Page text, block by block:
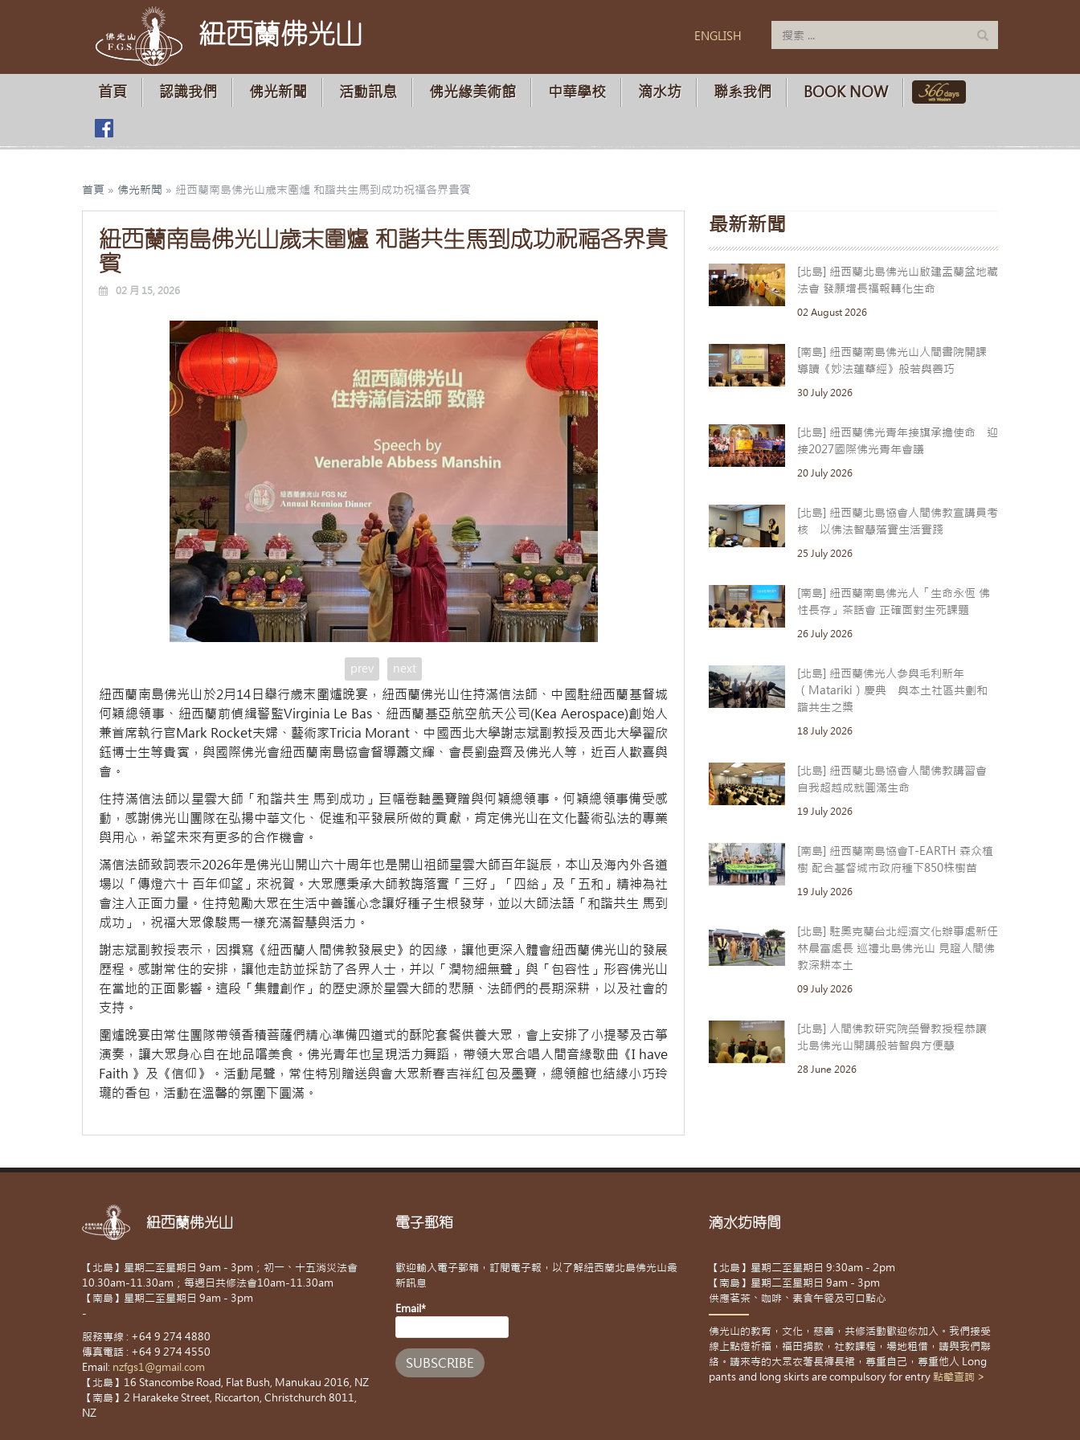
紐西蘭佛光山 ENGLISH
首頁 認識我們 佛光新聞 活動訊息 佛光緣美術館 中華學校 滴水坊 聯系我們 BOOK NOW
首頁 » 佛光新聞 » 紐西蘭南島佛光山歲末圍爐 和諧共生馬到成功祝福各界貴賓
紐西蘭南島佛光山歲末圍爐 和諧共生馬到成功祝福各界貴
賓
02 月 15, 2026
prev next
紐西蘭南島佛光山於2月14日舉行歲末圍爐晚宴，紐西蘭佛光山住持滿信法師、中國駐紐西蘭基督城
何穎總領事、紐西蘭前偵緝警監Virginia Le Bas、紐西蘭基亞航空航天公司(Kea Aerospace)創始人
兼首席執行官Mark Rocket夫婦、藝術家Tricia Morant、中國西北大學謝志斌副教授及西北大學翟欣
鈺博士生等貴賓，與國際佛光會紐西蘭南島協會督導蕭文輝、會長劉盎齊及佛光人等，近百人歡喜與
會。
住持滿信法師以星雲大師「和諧共生 馬到成功」巨幅卷軸墨寶贈與何穎總領事。何穎總領事備受感
動，感謝佛光山團隊在弘揚中華文化、促進和平發展所做的貢獻，肯定佛光山在文化藝術弘法的專業
與用心，希望未來有更多的合作機會。
滿信法師致詞表示2026年是佛光山開山六十周年也是開山祖師星雲大師百年誕辰，本山及海內外各道
場以「傳燈六十 百年仰望」來祝賀。大眾應秉承大師教誨落實「三好」「四給」及「五和」精神為社
會注入正面力量。住持勉勵大眾在生活中善護心念讓好種子生根發芽，並以大師法語「和諧共生 馬到
成功」，祝福大眾像駿馬一樣充滿智慧與活力。
謝志斌副教授表示，因撰寫《紐西蘭人間佛教發展史》的因緣，讓他更深入體會紐西蘭佛光山的發展
歷程。感謝常住的安排，讓他走訪並採訪了各界人士，并以「潤物細無聲」與「包容性」形容佛光山
在當地的正面影響。這段「集體創作」的歷史源於星雲大師的悲願、法師們的長期深耕，以及社會的
支持。
圍爐晚宴由常住團隊帶領香積菩薩們精心準備四道式的酥陀套餐供養大眾，會上安排了小提琴及古箏
演奏，讓大眾身心自在地品嚐美食。佛光青年也呈現活力舞蹈，帶領大眾合唱人間音緣歌曲《I have
Faith 》及《信仰》。活動尾聲，常住特別贈送與會大眾新春吉祥紅包及墨寶，總領館也結緣小巧玲
瓏的香包，活動在溫馨的氛圍下圓滿。
最新新聞
[北島] 紐西蘭北島佛光山啟建盂蘭盆地藏
法會 發願增長福報轉化生命
02 August 2026
[南島] 紐西蘭南島佛光山人間書院開課
導讀《妙法蓮華經》般若與善巧
30 July 2026
[北島] 紐西蘭佛光青年接旗承擔使命 迎
接2027國際佛光青年會議
20 July 2026
[北島] 紐西蘭北島協會人間佛教宣講員考
核 以佛法智慧落實生活實踐
25 July 2026
[南島] 紐西蘭南島佛光人「生命永恆 佛
性長存」茶話會 正確面對生死課題
26 July 2026
[北島] 紐西蘭佛光人參與毛利新年
（Matariki）慶典 與本土社區共劃和
諧共生之槳
18 July 2026
[北島] 紐西蘭北島協會人間佛教講習會
自我超越成就圓滿生命
19 July 2026
[南島] 紐西蘭南島協會T-EARTH 森众植
樹 配合基督城市政府種下850株樹苗
19 July 2026
[北島] 駐奧克蘭台北經濟文化辦事處新任
林晨富處長 巡禮北島佛光山 見證人間佛
教深耕本土
09 July 2026
[北島] 人間佛教研究院榮譽教授程恭讓
北島佛光山開講般若智與方便慧
28 June 2026
紐西蘭佛光山
【北島】星期二至星期日 9am - 3pm；初一、十五消災法會
10.30am-11.30am；每週日共修法會10am-11.30am
【南島】星期二至星期日 9am - 3pm
-
服務專線 : +64 9 274 4880
傳真電話 : +64 9 274 4550
Email: nzfgs1@gmail.com
【北島】16 Stancombe Road, Flat Bush, Manukau 2016, NZ
【南島】2 Harakeke Street, Riccarton, Christchurch 8011,
NZ
電子郵箱
歡迎輸入電子郵箱，訂閱電子報，以了解紐西蘭北島佛光山最
新訊息
Email*
滴水坊時間
【北島】星期二至星期日 9:30am - 2pm
【南島】星期二至星期日 9am - 3pm
供應茗茶、咖啡、素食午餐及可口點心
佛光山的教育，文化，慈善，共修活動歡迎你加入。我們接受
線上點燈祈福，福田捐款，社教課程，場地租借，請與我們聯
絡。請來寺的大眾衣著長褲長裙，尊重自己，尊重他人 Long
pants and long skirts are compulsory for entry 點擊查詢 >